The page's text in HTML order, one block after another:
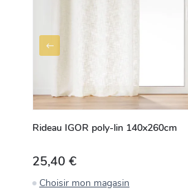
Rideau IGOR poly-lin 140x260cm
25,40 €
Choisir mon magasin